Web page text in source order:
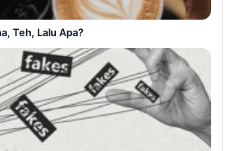
Teh, Lalu Apa?